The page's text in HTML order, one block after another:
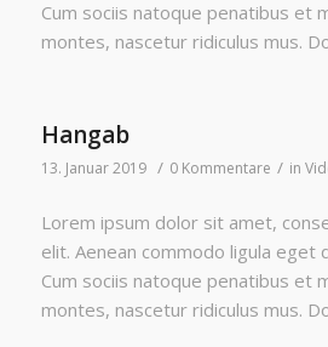
Cum sociis natoque penatibus et
montes, nascetur ridiculus mus.
Hangab
13. Januar 2019 / 0 Kommentare / in
Lorem ipsum dolor sit amet,
elit. Aenean commodo ligula eget
Cum sociis natoque penatibus et
montes, nascetur ridiculus mus.